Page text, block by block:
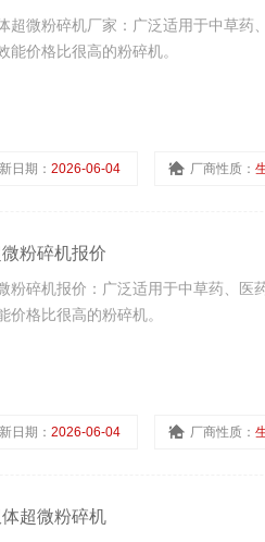
超微粉碎机厂家：广泛适用于中草药
能价格比很高的粉碎机。
日期： 2026-06-04 厂商性质：
粉碎机报价
粉碎机报价：广泛适用于中草药、医
价格比很高的粉碎机。
日期： 2026-06-04 厂商性质：
超微粉碎机